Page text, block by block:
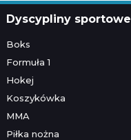
Dyscypliny sportowe
Boks
Formuła 1
Hokej
Koszykówka
MMA
Piłka nożna